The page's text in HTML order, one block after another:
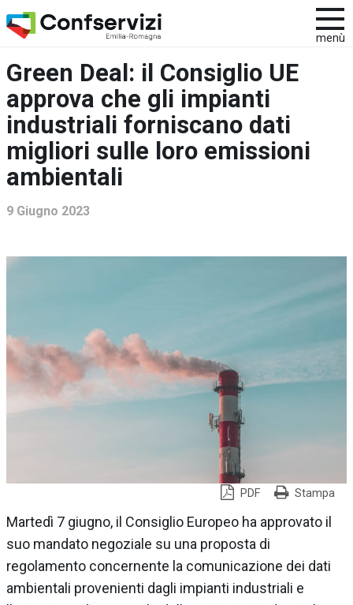
menù
Green Deal: il Consiglio UE
approva che gli impianti
industriali forniscano dati
migliori sulle loro emissioni
ambientali
9 Giugno 2023
PDF Stampa
Martedì 7 giugno, il Consiglio Europeo ha approvato il
suo mandato negoziale su una proposta di
regolamento concernente la comunicazione dei dati
ambientali provenienti dagli impianti industriali e